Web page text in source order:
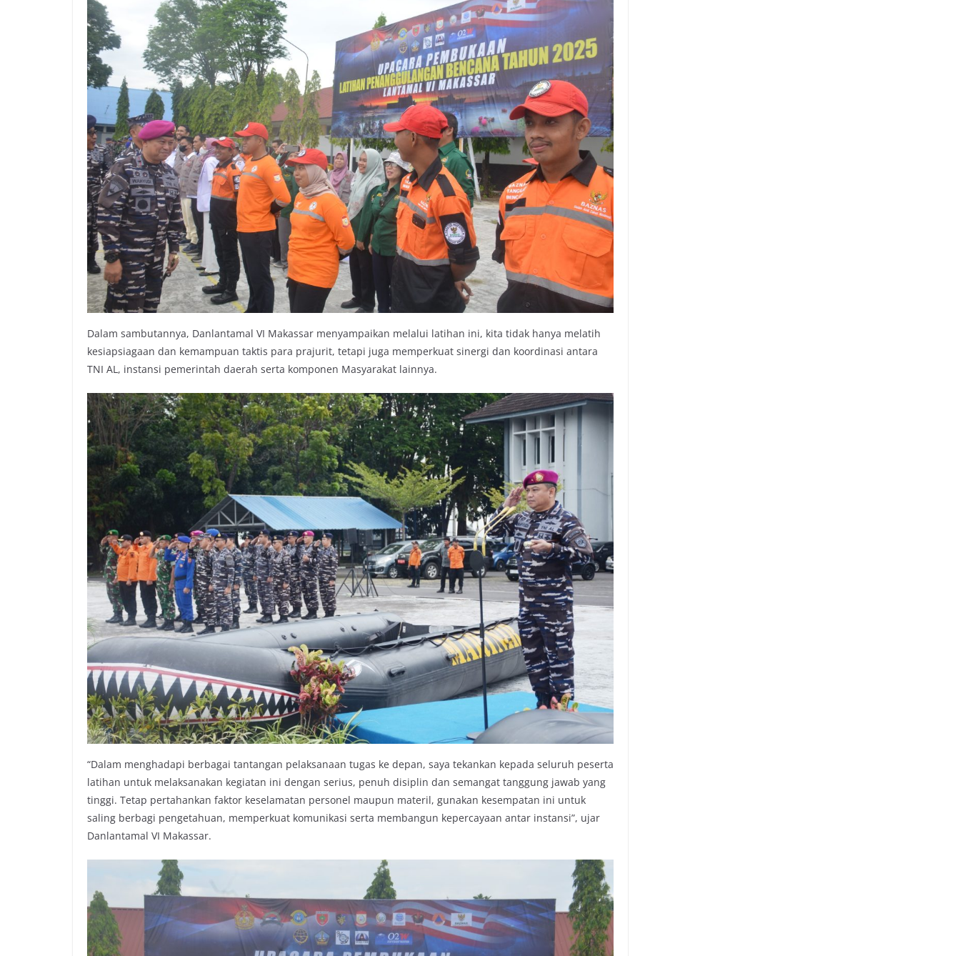
Dalam sambutannya, Danlantamal VI Makassar menyampaikan melalui latihan ini, kita tidak hanya melatih
kesiapsiagaan dan kemampuan taktis para prajurit, tetapi juga memperkuat sinergi dan koordinasi antara
TNI AL, instansi pemerintah daerah serta komponen Masyarakat lainnya.
“Dalam menghadapi berbagai tantangan pelaksanaan tugas ke depan, saya tekankan kepada seluruh peserta
latihan untuk melaksanakan kegiatan ini dengan serius, penuh disiplin dan semangat tanggung jawab yang
tinggi. Tetap pertahankan faktor keselamatan personel maupun materil, gunakan kesempatan ini untuk
saling berbagi pengetahuan, memperkuat komunikasi serta membangun kepercayaan antar instansi”, ujar
Danlantamal VI Makassar.